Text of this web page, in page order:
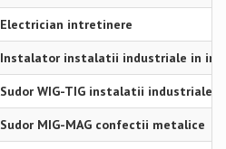
Electrician intretinere
Instalator instalatii industriale in
Sudor WIG-TIG instalatii industriale
Sudor MIG-MAG confectii metalice